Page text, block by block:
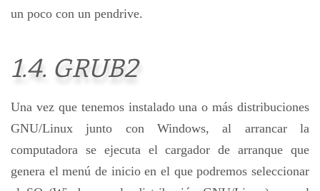
un poco con un pendrive.
1.4. GRUB2
Una vez que tenemos instalado una o más distribuciones
GNU/Linux junto con Windows, al arrancar la
computadora se ejecuta el cargador de arranque que
genera el menú de inicio en el que podremos seleccionar